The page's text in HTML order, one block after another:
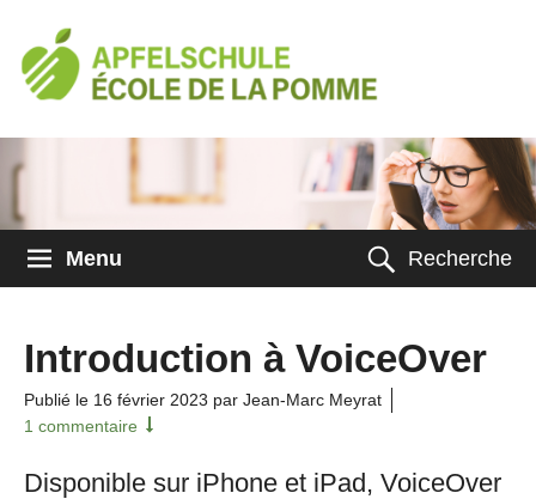
Menu Recherche
Introduction à VoiceOver
Publié le 16 février 2023 par Jean-Marc Meyrat
1 commentaire
Disponible sur iPhone et iPad, VoiceOver